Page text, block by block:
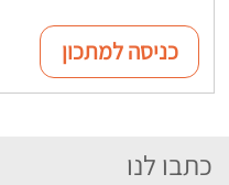
כניסה למתכון
כתבו לנו